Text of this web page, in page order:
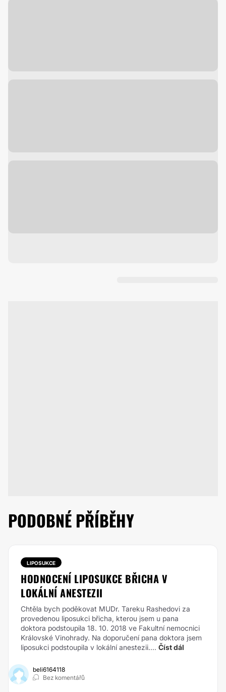
PODOBNÉ PŘÍBĚHY
LIPOSUKCE
HODNOCENÍ LIPOSUKCE BŘICHA V
LOKÁLNÍ ANESTEZII
Chtěla bych poděkovat MUDr. Tareku Rashedovi za
provedenou liposukci břicha, kterou jsem u pana
doktora podstoupila 18. 10. 2018 ve Fakultní nemocnici
Královské Vinohrady. Na doporučení pana doktora jsem
liposukci podstoupila v lokální anestezii.... Číst dál
beli6164118
Bez komentářů